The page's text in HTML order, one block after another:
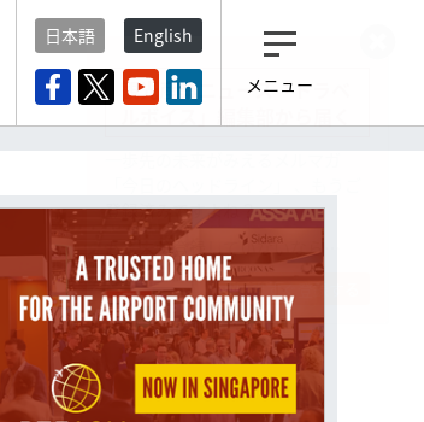
日本語 English
メニュー
観光産業ニュース「トラベ
登録済みですよね？
もし未だ登録していないなら…
いますぐ登録する